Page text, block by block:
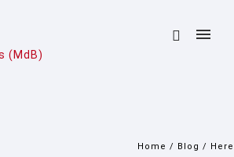
Home / Blog / Here